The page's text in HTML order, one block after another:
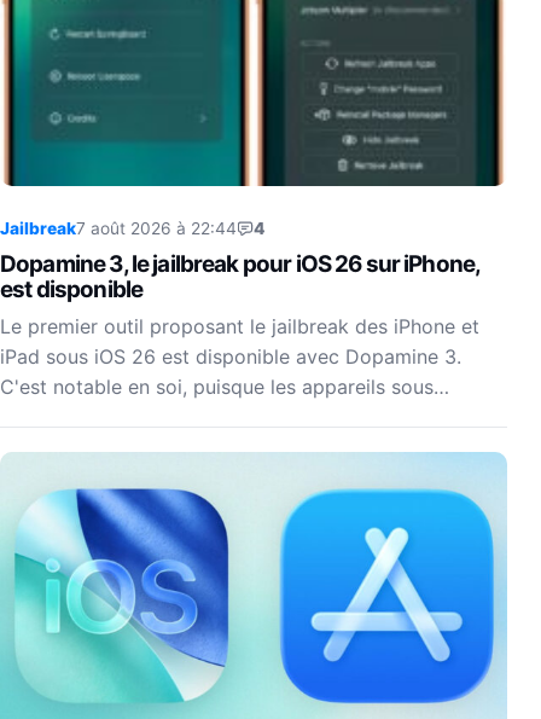
Jailbreak7 août 2026 à 22:44 4
Dopamine 3, le jailbreak pour iOS 26 sur iPhone,
est disponible
Le premier outil proposant le jailbreak des iPhone et
iPad sous iOS 26 est disponible avec Dopamine 3.
C'est notable en soi, puisque les appareils sous…